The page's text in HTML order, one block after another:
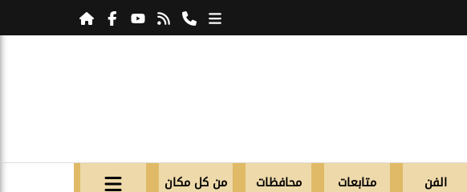
الفن متابعات محافظات من كل مكان